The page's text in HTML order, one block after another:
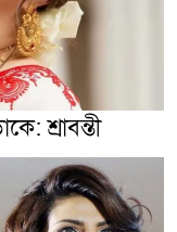
শ্রাবন্তী